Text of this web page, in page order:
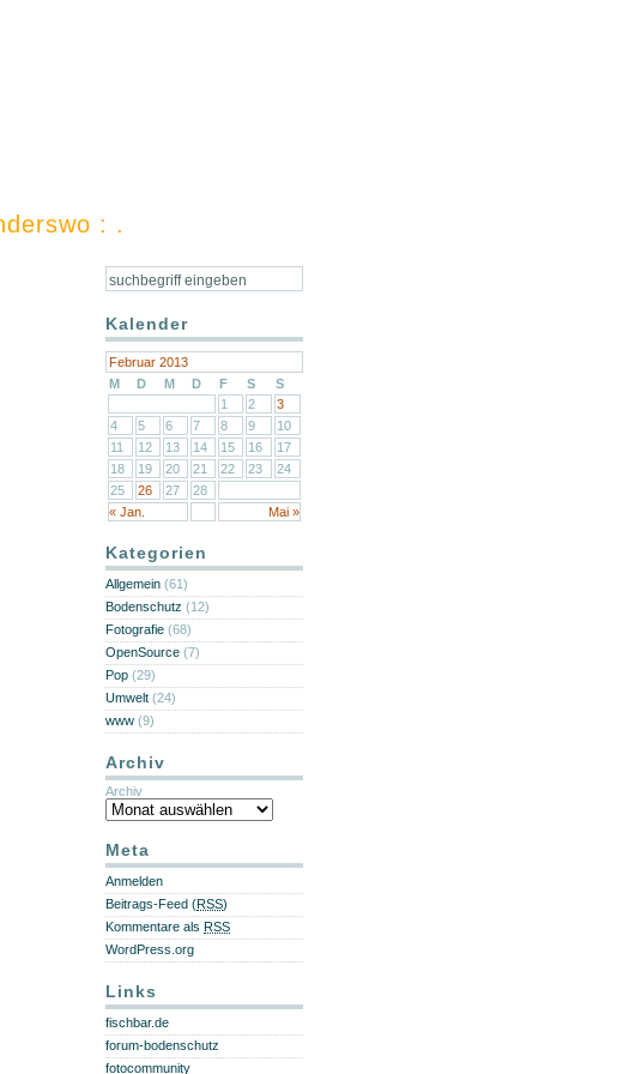
: .
Kalender
Februar 2013
M
D M D F S S
« Jan. Mai »
1 2
3
4
5 6 7 8 9
10
11
12 13 14 15 16
17
18
19 20 21 22 23
24
25
26 27 28
Kategorien
Allgemein (61)
Bodenschutz (12)
Fotografie (68)
OpenSource (7)
Pop (29)
Umwelt (24)
www (9)
Archiv
Archiv
Meta
Anmelden
Beitrags-Feed (RSS)
Kommentare als RSS
WordPress.org
Links
fischbar.de
forum-bodenschutz
fotocommunity